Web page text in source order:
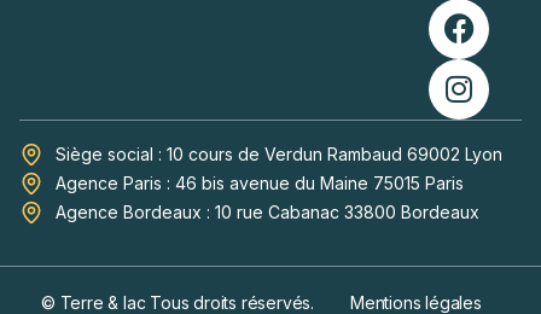
Siège social : 10 cours de Verdun Rambaud 69002 Lyon
Agence Paris : 46 bis avenue du Maine 75015 Paris
Agence Bordeaux : 10 rue Cabanac 33800 Bordeaux
© Terre & lac Tous droits réservés.
Mentions légales